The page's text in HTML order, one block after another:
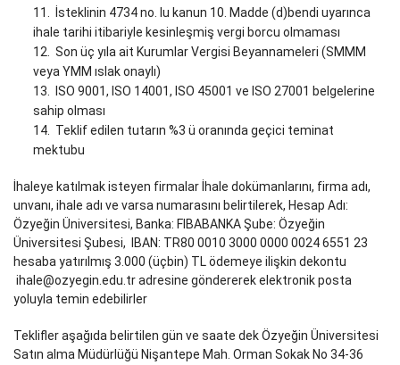
İsteklinin 4734 no. lu kanun 10. Madde (d)bendi uyarınca
ihale tarihi itibariyle kesinleşmiş vergi borcu olmaması
Son üç yıla ait Kurumlar Vergisi Beyannameleri (SMMM
veya YMM ıslak onaylı)
ISO 9001, ISO 14001, ISO 45001 ve ISO 27001 belgelerine
sahip olması
Teklif edilen tutarın %3 ü oranında geçici teminat
mektubu
İhaleye katılmak isteyen firmalar İhale dokümanlarını, firma adı,
unvanı, ihale adı ve varsa numarasını belirtilerek, Hesap Adı:
Özyeğin Üniversitesi, Banka: FIBABANKA Şube: Özyeğin
Üniversitesi Şubesi, IBAN: TR80 0010 3000 0000 0024 6551 23
hesaba yatırılmış 3.000 (üçbin) TL ödemeye ilişkin dekontu
ihale@ozyegin.edu.tr adresine göndererek elektronik posta
yoluyla temin edebilirler
Teklifler aşağıda belirtilen gün ve saate dek Özyeğin Üniversitesi
Satın alma Müdürlüğü Nişantepe Mah. Orman Sokak No 34-36